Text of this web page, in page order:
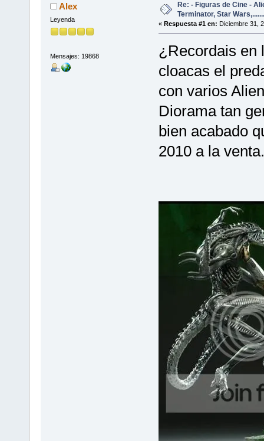
Alex
Leyenda
Mensajes: 19868
Re: - Figuras de Cine -
Terminator, Star Wars,.......
« Respuesta #1 en: Diciembre 31,
¿Recordais en
cloacas el
con varios
Diorama tan
bien acabado
2010 a la